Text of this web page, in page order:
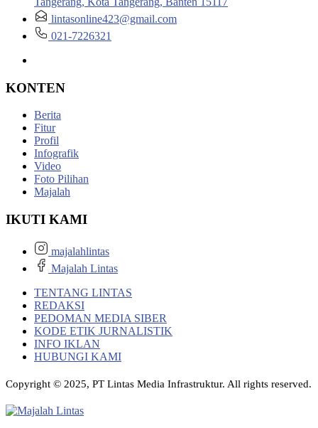
lintasonline423@gmail.com
021-7226321
KONTEN
Berita
Fitur
Profil
Infografik
Video
Foto Pilihan
Majalah
IKUTI KAMI
majalahlintas
Majalah Lintas
TENTANG LINTAS
REDAKSI
PEDOMAN MEDIA SIBER
KODE ETIK JURNALISTIK
INFO IKLAN
HUBUNGI KAMI
Copyright © 2025, PT Lintas Media Infrastruktur. All rights reserved.